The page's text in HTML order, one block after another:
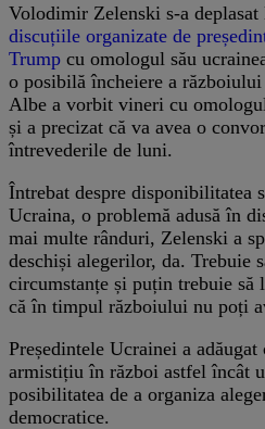
Volodimir Zelenski s-a
discuțiile organizate de
Trump cu omologul său
o posibilă încheiere a
Albe a vorbit vineri cu
și a precizat că va avea o
întrevederile de luni.
Întrebat despre disponibilitatea
Ucraina, o problemă adusă în
mai multe rânduri, Zelenski a
deschiși alegerilor, da. Trebuie
circumstanțe și puțin trebuie să
că în timpul războiului nu poți
Președintele Ucrainei a adăugat
armistițiu în război astfel încât
posibilitatea de a organiza
democratice.